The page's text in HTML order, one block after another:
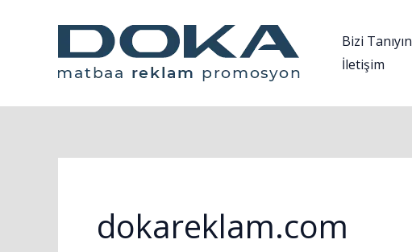
Bizi Tanıyın
İletişim
dokareklam.com